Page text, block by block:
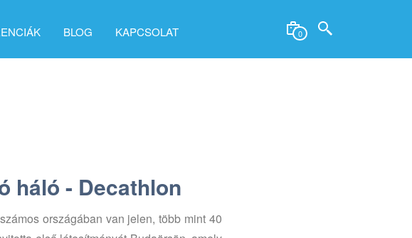
BLOG KAPCSOLAT 0
háló - Decathlon
országában van jelen, több mint 40